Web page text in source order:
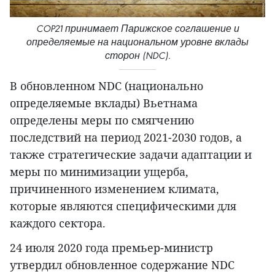
COP21 принимает Парижское соглашение и
определяемые на национальном уровне вклады
сторон (NDC).
В обновленном NDC (национально
определяемые вклады) Вьетнама
определены меры по смягчению
последствий на период 2021-2030 годов, а
также стратегические задачи адаптации и
меры по минимизации ущерба,
причиненного изменением климата,
которые являются специфическими для
каждого сектора.
24 июля 2020 года премьер-министр
утвердил обновленное содержание NDC